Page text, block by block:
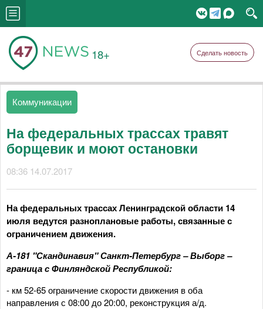
18+ Сделать новость
Коммуникации
На федеральных трассах травят
борщевик и моют остановки
08:36 14.07.2017
На федеральных трассах Ленинградской области 14
июля ведутся разноплановые работы, связанные с
ограничением движения.
А-181 "Скандинавия" Санкт-Петербург – Выборг –
граница с Финляндской Республикой:
- км 52-65 ограничение скорости движения в оба
направления с 08:00 до 20:00, реконструкция а/д.